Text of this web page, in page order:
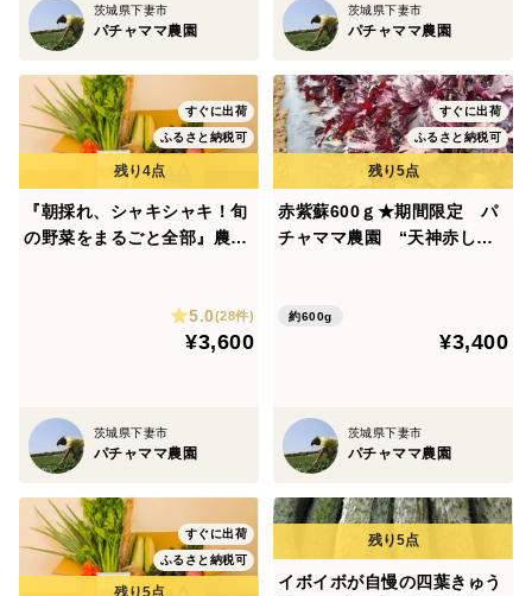
茨城県下妻市
パチャママ農園
茨城県下妻市
パチャママ農園
すぐに出荷
ふるさと納税可
『朝採れ、シャキシャキ！旬
の野菜をまるごと全部』農園
5.0(28件)
¥3,600
茨城県下妻市
パチャママ農園
すぐに出荷
ふるさと納税可
赤紫蘇600ｇ★期間限定 パ
チャママ農園 “天神赤し
約600g
¥3,400
茨城県下妻市
パチャママ農園
すぐに出荷
ふるさと納税可
イボイボが自慢の四葉きゅう